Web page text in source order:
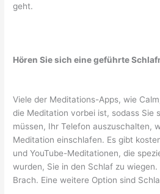
geht.
Hören Sie sich eine geführte
Viele der Meditations-Apps, wie
die Meditation vorbei ist, sodass Sie
müssen, Ihr Telefon auszuschalten,
Meditation einschlafen. Es gibt
und YouTube-Meditationen, die
wurden, Sie in den Schlaf zu
Brach. Eine weitere Option sind